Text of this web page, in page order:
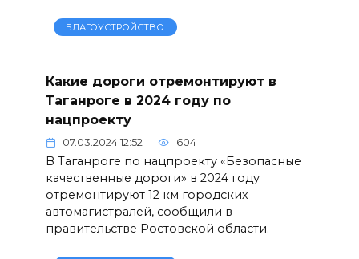
БЛАГОУСТРОЙСТВО
Какие дороги отремонтируют в
Таганроге в 2024 году по
нацпроекту
07.03.2024 12:52 604
В Таганроге по нацпроекту «Безопасные
качественные дороги» в 2024 году
отремонтируют 12 км городских
автомагистралей, сообщили в
правительстве Ростовской области.